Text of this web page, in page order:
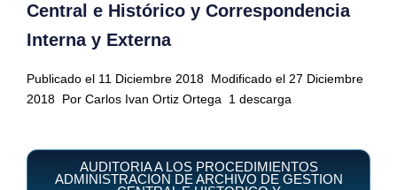
Central e Histórico y Correspondencia
Interna y Externa
Publicado el 11 Diciembre 2018 Modificado el 27 Diciembre
2018 Por Carlos Ivan Ortiz Ortega 1 descarga
AUDITORIA A LOS PROCEDIMIENTOS
ADMINISTRACION DE ARCHIVO DE GESTION